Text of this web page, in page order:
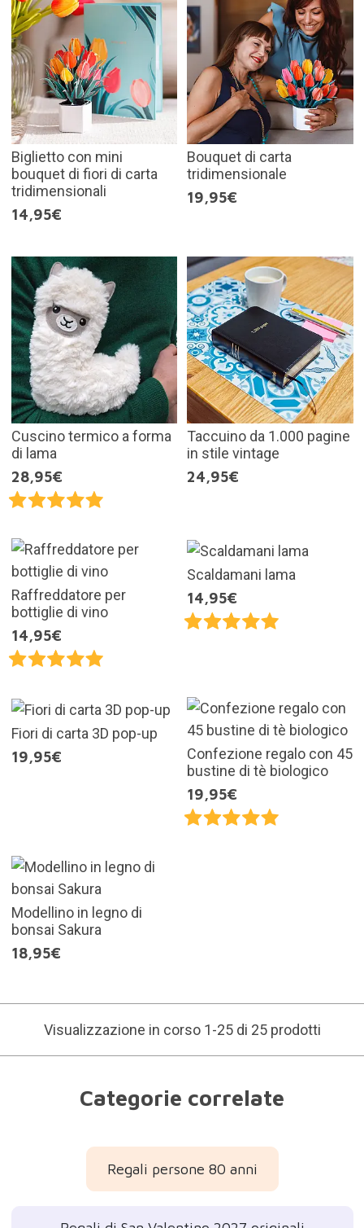
Biglietto con mini
bouquet di fiori di carta
tridimensionali
14,95€
Bouquet di carta
tridimensionale
19,95€
Cuscino termico a forma
di lama
28,95€
Taccuino da 1.000 pagine
in stile vintage
24,95€
Raffreddatore per
bottiglie di vino
14,95€
Scaldamani lama
14,95€
Fiori di carta 3D pop-up
19,95€
Confezione regalo con 45
bustine di tè biologico
19,95€
Modellino in legno di
bonsai Sakura
18,95€
Visualizzazione in corso 1-25 di 25 prodotti
Categorie correlate
Regali persone 80 anni